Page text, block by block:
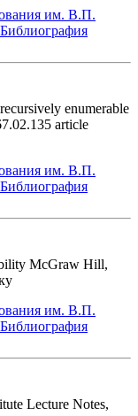
им. В.П.
Библиография
enumerable
article
им. В.П.
Библиография
McGraw Hill,
им. В.П.
Библиография
Lecture Notes,